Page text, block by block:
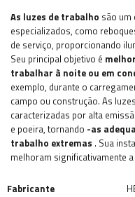
As luzes de trabalho são um
especializados, como
de serviço, proporcionando
Seu principal objetivo é
trabalhar à noite ou em
exemplo, durante o
campo ou construção. As
caracterizadas por alta
e poeira, tornando -as
trabalho extremas . Sua
melhoram significativamente
Fabricante